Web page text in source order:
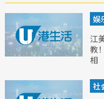
娱
江
教
相
社